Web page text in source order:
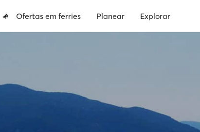
Ofertas em ferries Planear Explorar